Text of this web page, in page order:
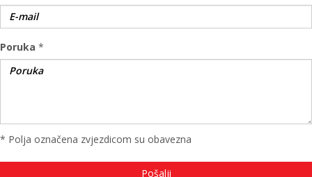
Poruka *
* Polja označena zvjezdicom su obavezna